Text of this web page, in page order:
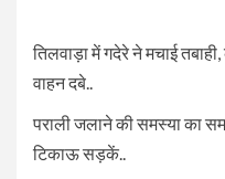
तिलवाड़ा में गदेरे ने मचाई
वाहन दबे..
पराली जलाने की समस्या का
टिकाऊ सड़कें..